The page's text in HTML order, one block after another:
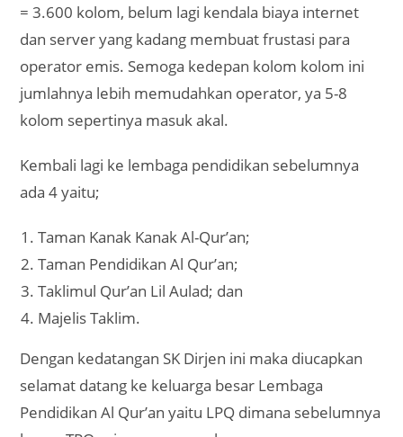
= 3.600 kolom, belum lagi kendala biaya internet
dan server yang kadang membuat frustasi para
operator emis. Semoga kedepan kolom kolom ini
jumlahnya lebih memudahkan operator, ya 5-8
kolom sepertinya masuk akal.
Kembali lagi ke lembaga pendidikan sebelumnya
ada 4 yaitu;
Taman Kanak Kanak Al-Qur’an;
Taman Pendidikan Al Qur’an;
Taklimul Qur’an Lil Aulad; dan
Majelis Taklim.
Dengan kedatangan SK Dirjen ini maka diucapkan
selamat datang ke keluarga besar Lembaga
Pendidikan Al Qur’an yaitu LPQ dimana sebelumnya